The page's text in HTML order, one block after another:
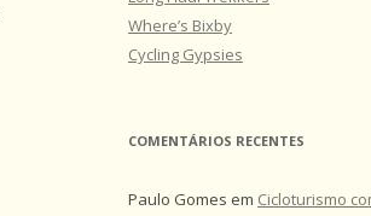
Where’s Bixby
Cycling Gypsies
COMENTÁRIOS RECENTES
Paulo Gomes em Cicloturismo